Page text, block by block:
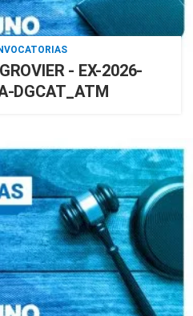
- EX-2026-
DGCAT_ATM